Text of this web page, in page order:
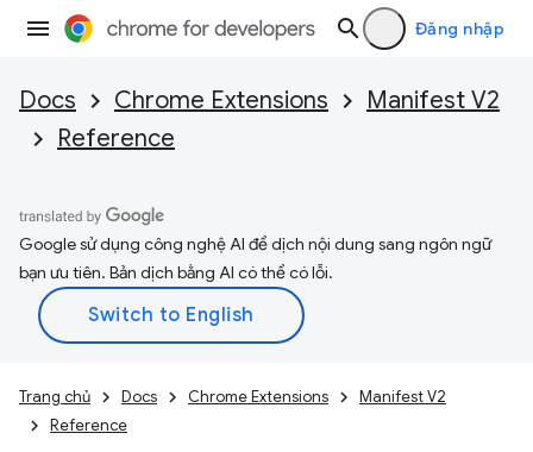
Đăng nhập
Docs Chrome Extensions
Manifest V2
Reference
Google sử dụng công nghệ AI để dịch nội dung sang ngôn ngữ
bạn ưu tiên. Bản dịch bằng AI có thể có lỗi.
Trang chủ Docs Chrome Extensions
Manifest V2
Reference